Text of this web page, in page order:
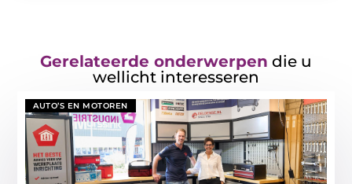
Gerelateerde onderwerpen die u
wellicht interesseren
AUTO’S EN MOTOREN